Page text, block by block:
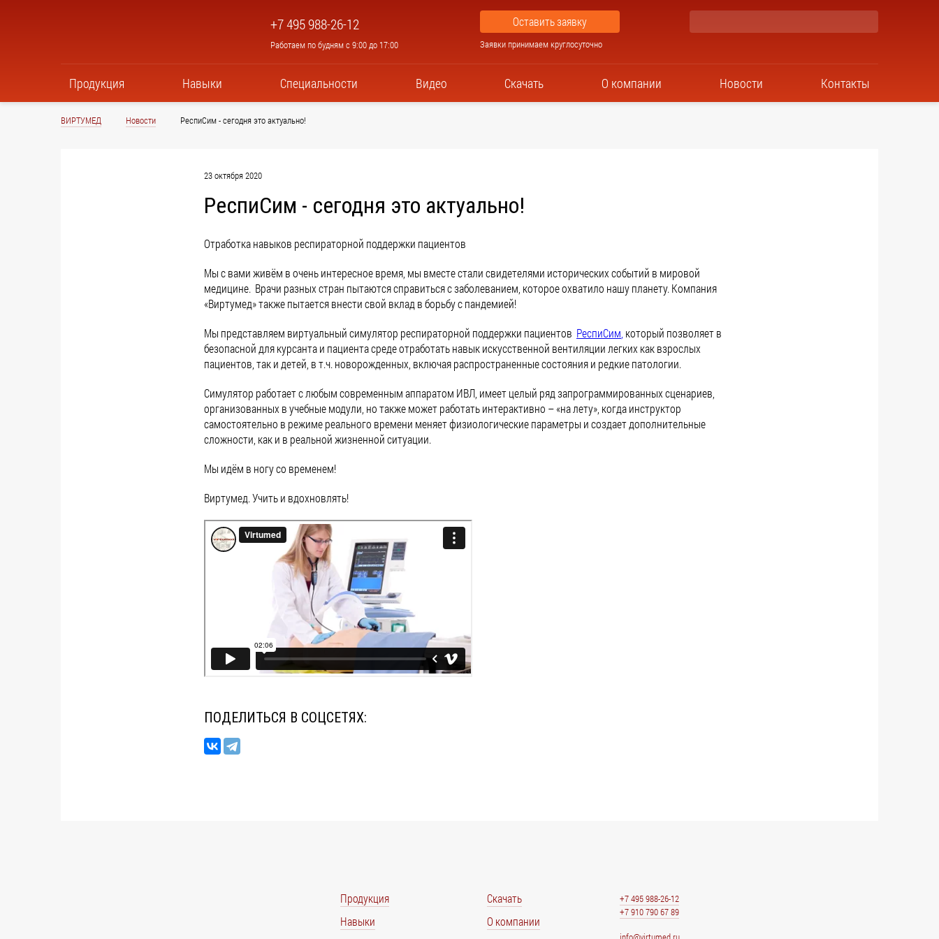
+7 495 988-26-12
Работаем по будням с 9:00 до 17:00
Оставить заявку
Заявки принимаем круглосуточно
Продукция Навыки Специальности Видео Скачать О компании Новости Контакты
ВИРТУМЕД Новости РеспиСим - сегодня это актуально!
23 октября 2020
РеспиСим - сегодня это актуально!
Отработка навыков респираторной поддержки пациентов
Мы с вами живём в очень интересное время, мы вместе стали свидетелями исторических событий в мировой
медицине. Врачи разных стран пытаются справиться с заболеванием, которое охватило нашу планету. Компания
«Виртумед» также пытается внести свой вклад в борьбу с пандемией!
Мы представляем виртуальный симулятор респираторной поддержки пациентов РеспиСим который позволяет в
безопасной для курсанта и пациента среде отработать навык искусственной вентиляции легких как взрослых
пациентов, так и детей, в т.ч. новорожденных, включая распространенные состояния и редкие патологии.
Симулятор работает с любым современным аппаратом ИВЛ, имеет целый ряд запрограммированных сценариев,
организованных в учебные модули, но также может работать интерактивно – «на лету», когда инструктор
самостоятельно в режиме реального времени меняет физиологические параметры и создает дополнительные
сложности, как и в реальной жизненной ситуации.
Мы идём в ногу со временем!
Виртумед. Учить и вдохновлять!
ПОДЕЛИТЬСЯ В СОЦСЕТЯХ:
Продукция
Навыки
Скачать
О компании
+7 495 988-26-12
+7 910 790 67 89